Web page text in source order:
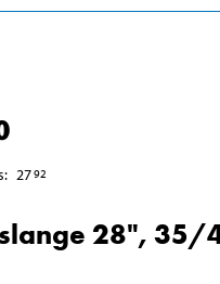
: 2792
28",